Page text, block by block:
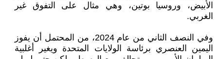
الأبيض، وروسيا بوتين، وهي مثال على التفوق غير
الغربي.
وفي النصف الثاني من عام 2024، من المحتمل أن يفوز
اليمين العنصري برئاسة الولايات المتحدة ويغير أغلبية